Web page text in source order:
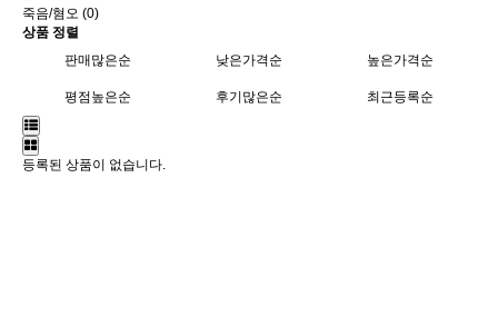
죽음/혐오 (0)
상품 정렬
판매많은순
낮은가격순 높은가격순
평점높은순 후기많은순 최근등록순
등록된 상품이 없습니다.